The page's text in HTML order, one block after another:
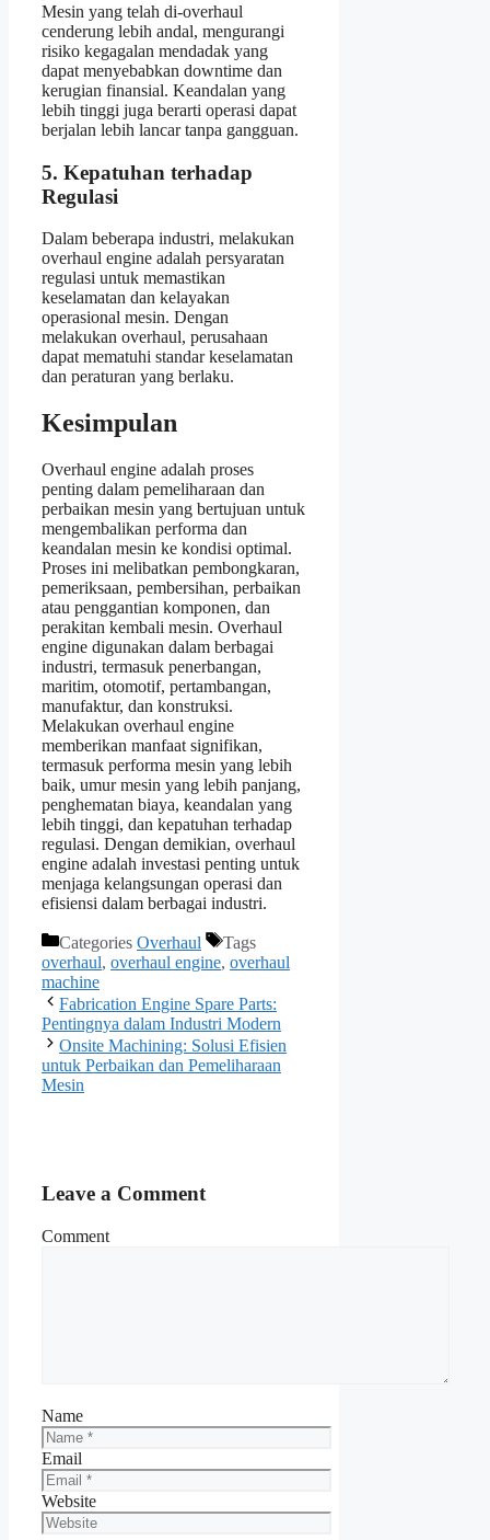
Mesin yang telah di-overhaul
cenderung lebih andal, mengurangi
risiko kegagalan mendadak yang
dapat menyebabkan downtime dan
kerugian finansial. Keandalan yang
lebih tinggi juga berarti operasi dapat
berjalan lebih lancar tanpa gangguan.
5. Kepatuhan terhadap
Regulasi
Dalam beberapa industri, melakukan
overhaul engine adalah persyaratan
regulasi untuk memastikan
keselamatan dan kelayakan
operasional mesin. Dengan
melakukan overhaul, perusahaan
dapat mematuhi standar keselamatan
dan peraturan yang berlaku.
Kesimpulan
Overhaul engine adalah proses
penting dalam pemeliharaan dan
perbaikan mesin yang bertujuan untuk
mengembalikan performa dan
keandalan mesin ke kondisi optimal.
Proses ini melibatkan pembongkaran,
pemeriksaan, pembersihan, perbaikan
atau penggantian komponen, dan
perakitan kembali mesin. Overhaul
engine digunakan dalam berbagai
industri, termasuk penerbangan,
maritim, otomotif, pertambangan,
manufaktur, dan konstruksi.
Melakukan overhaul engine
memberikan manfaat signifikan,
termasuk performa mesin yang lebih
baik, umur mesin yang lebih panjang,
penghematan biaya, keandalan yang
lebih tinggi, dan kepatuhan terhadap
regulasi. Dengan demikian, overhaul
engine adalah investasi penting untuk
menjaga kelangsungan operasi dan
efisiensi dalam berbagai industri.
Categories Overhaul
Tags
overhaul, overhaul engine, overhaul
machine
Fabrication Engine Spare Parts:
Pentingnya dalam Industri Modern
Onsite Machining: Solusi Efisien
untuk Perbaikan dan Pemeliharaan
Mesin
Leave a Comment
Comment
Name
Email
Website